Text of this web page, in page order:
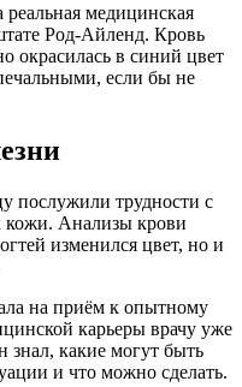
медицинская
Род-Айленд. Кровь
окрасилась в синий цвет
если бы не
послужили трудности с
кожи. Анализы крови
изменился цвет, но и
на приём к опытному
карьеры врачу уже
знал, какие могут быть
и что можно сделать.